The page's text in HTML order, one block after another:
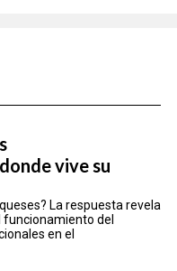
vive su
La respuesta revela
del
en el